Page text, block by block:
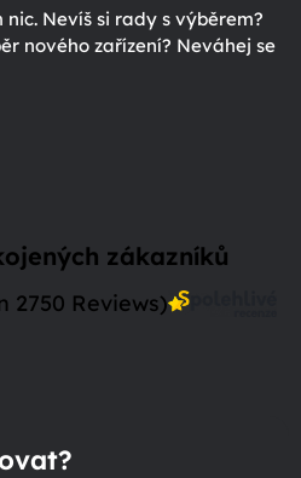
Nevíš si rady s výběrem?
nového zařízení? Neváhej se
zákazníků
2750 Reviews)